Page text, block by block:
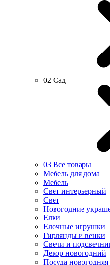
02 Сад
03 Все товары
Мебель для дома
Мебель
Свет интерьерный
Свет
Новогодние
Елки
Елочные игрушки
Гирлянды и венки
Свечи и
Декор новогодний
Посуда новогодняя